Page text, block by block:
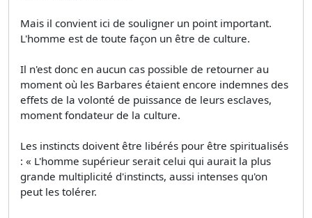
Mais il convient ici de souligner un point important.
L'homme est de toute façon un être de culture.
Il n'est donc en aucun cas possible de retourner au
moment où les Barbares étaient encore indemnes des
effets de la volonté de puissance de leurs esclaves,
moment fondateur de la culture.
Les instincts doivent être libérés pour être spiritualisés
: « L'homme supérieur serait celui qui aurait la plus
grande multiplicité d'instincts, aussi intenses qu'on
peut les tolérer.